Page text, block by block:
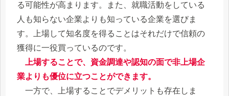
る可能性が高まります。また、就職活動をしている
人も知らない企業よりも知っている企業を選びま
す。上場して知名度を得ることはそれだけで信頼の
獲得に一役買っているのです。
上場することで、資金調達や認知の面で非上場企
業よりも優位に立つことができます。
一方で、上場することでデメリットも存在しま